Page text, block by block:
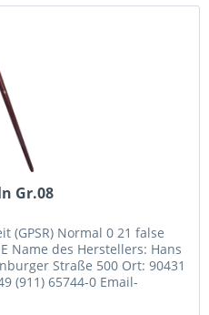
Gr.08
(GPSR) Normal 0 21 false
Name des Herstellers: Hans
Straße 500 Ort: 90431
(911) 65744-0 Email-